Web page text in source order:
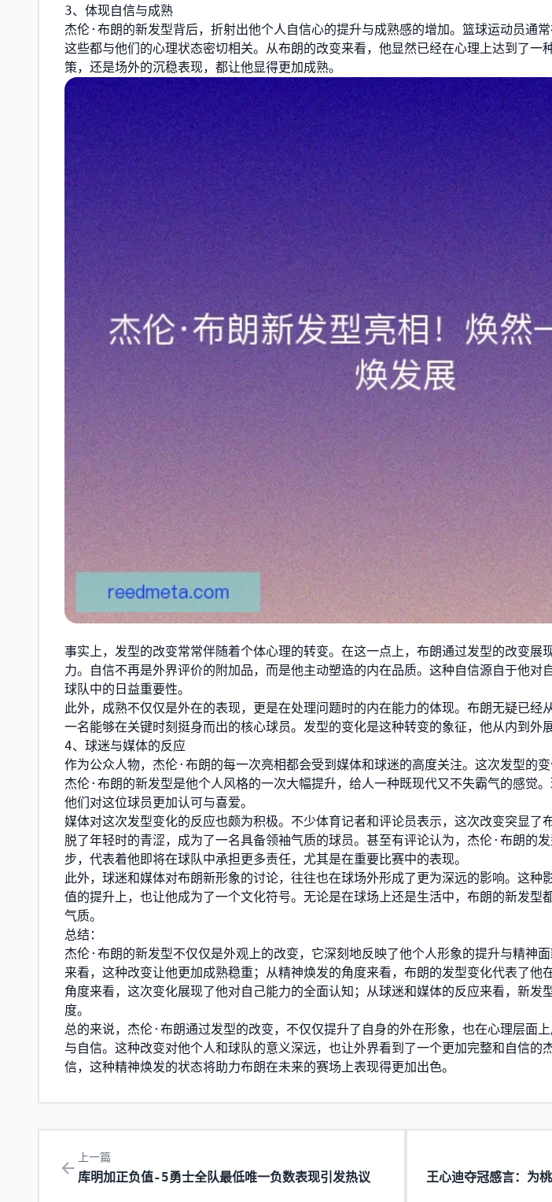
3、体现自信与成熟
杰伦·布朗的新发型背后，折射出他个人自信心的提升与成熟感的增加。篮球运动员通
这些都与他们的心理状态密切相关。从布朗的改变来看，他显然已经在心理上达到了一
策，还是场外的沉稳表现，都让他显得更加成熟。
事实上，发型的改变常常伴随着个体心理的转变。在这一点上，布朗通过发型的改变展
力。自信不再是外界评价的附加品，而是他主动塑造的内在品质。这种自信源自于他对
球队中的日益重要性。
此外，成熟不仅仅是外在的表现，更是在处理问题时的内在能力的体现。布朗无疑已经
一名能够在关键时刻挺身而出的核心球员。发型的变化是这种转变的象征，他从内到外
4、球迷与媒体的反应
作为公众人物，杰伦·布朗的每一次亮相都会受到媒体和球迷的高度关注。这次发型的变
杰伦·布朗的新发型是他个人风格的一次大幅提升，给人一种既现代又不失霸气的感觉
他们对这位球员更加认可与喜爱。
媒体对这次发型变化的反应也颇为积极。不少体育记者和评论员表示，这次改变突显了
脱了年轻时的青涩，成为了一名具备领袖气质的球员。甚至有评论认为，杰伦·布朗的
步，代表着他即将在球队中承担更多责任，尤其是在重要比赛中的表现。
此外，球迷和媒体对布朗新形象的讨论，往往也在球场外形成了更为深远的影响。这种
值的提升上，也让他成为了一个文化符号。无论是在球场上还是生活中，布朗的新发型
气质。
总结：
杰伦·布朗的新发型不仅仅是外观上的改变，它深刻地反映了他个人形象的提升与精神
来看，这种改变让他更加成熟稳重；从精神焕发的角度来看，布朗的发型变化代表了他
角度来看，这次变化展现了他对自己能力的全面认知；从球迷和媒体的反应来看，新发
度。
总的来说，杰伦·布朗通过发型的改变，不仅仅提升了自身的外在形象，也在心理层面
与自信。这种改变对他个人和球队的意义深远，也让外界看到了一个更加完整和自信的
信，这种精神焕发的状态将助力布朗在未来的赛场上表现得更加出色。
上一篇
库明加正负值-5勇士全队最低唯一负数表现引发热议 王心迪夺冠感言：为